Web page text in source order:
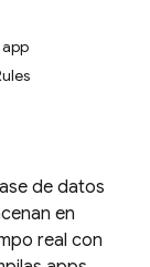
de datos
en
real con